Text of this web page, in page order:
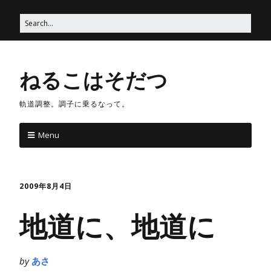
ねるこはそだつ
軌道調整。調子に乗るなって。
Menu
2009年8月4日
地道に、地道に
by あさ